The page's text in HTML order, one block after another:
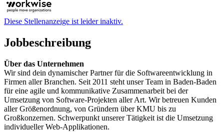
Diese Stellenanzeige ist leider inaktiv.
Jobbeschreibung
Über das Unternehmen
Wir sind dein dynamischer Partner für die Softwareentwicklung in
Firmen aller Branchen. Seit 2011 steht unser Team in Baden-Baden
für eine agile und kommunikative Zusammenarbeit bei der
Umsetzung von Software-Projekten aller Art. Wir betreuen Kunden
aller Größenordnung, von Gründern über KMU bis zu
Großkonzernen. Schwerpunkt unserer Tätigkeit ist die Umsetzung
individueller Web-Applikationen.